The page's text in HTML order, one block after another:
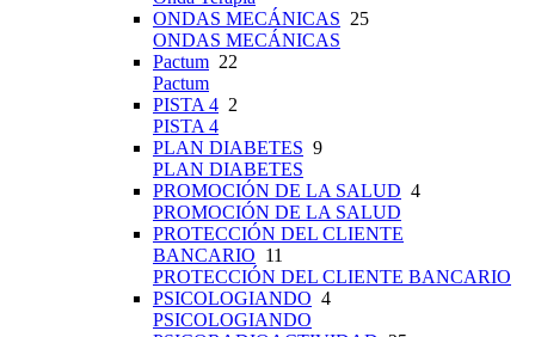
ONDAS MECÁNICAS 25
ONDAS MECÁNICAS
Pactum 22
Pactum
PISTA 4 2
PISTA 4
PLAN DIABETES 9
PLAN DIABETES
PROMOCIÓN DE LA SALUD 4
PROMOCIÓN DE LA SALUD
PROTECCIÓN DEL CLIENTE
BANCARIO 11
PROTECCIÓN DEL CLIENTE BANCARIO
PSICOLOGIANDO 4
PSICOLOGIANDO